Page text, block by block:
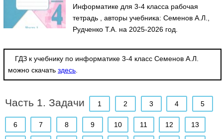
Информатике для 3‐4 класса рабочая
тетрадь , авторы учебника: Семенов А.Л.,
Рудченко Т.А. на 2025-2026 год.
ГДЗ к учебнику по информатике 3-4 класс Семенов А.Л.
можно скачать здесь
Часть 1. Задачи 1 2 3 4 5
6 7 8 9 10 11 12 13